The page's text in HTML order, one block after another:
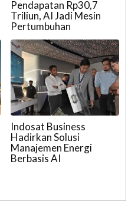
Pendapatan Rp30,7
Triliun, AI Jadi Mesin
Pertumbuhan
Indosat Business
Hadirkan Solusi
Manajemen Energi
Berbasis AI